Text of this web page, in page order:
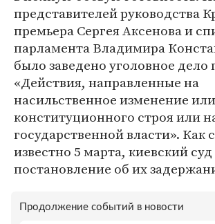
представителей руководства
премьера Сергея Аксенова и
парламента Владимира
было заведено уголовное дело
«Действия, направленные на
насильственное изменение
конституционного строя или
государственной власти». Как
известно 5 марта, киевский
постановление об их
Продолжение событий в новости